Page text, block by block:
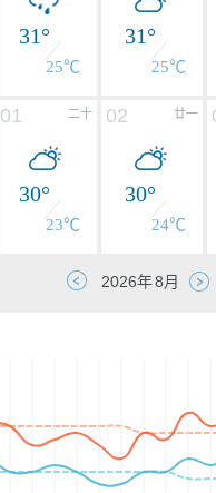
31°
25℃
31°
25℃
二十
01
30°
23℃
廿一
02
30°
24℃